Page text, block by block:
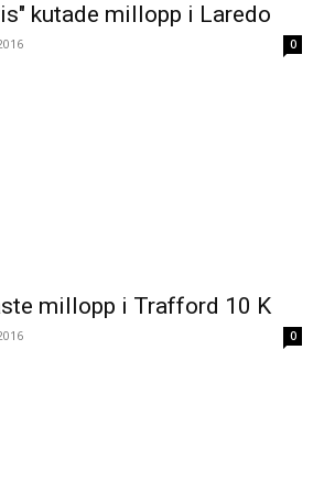
kutade millopp i Laredo
0
millopp i Trafford 10 K
0